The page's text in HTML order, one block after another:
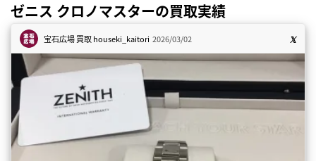
ゼニス クロノマスターの買取実績
宝石広場 買取houseki_kaitori 2026/03/02